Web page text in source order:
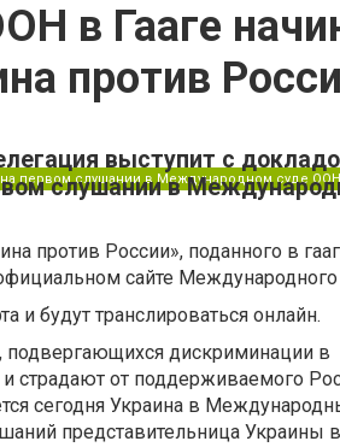
в Гааге
против
на первом слушании в Международном суде ООН
выступит с
слушании в
против России», поданного в
сайте
и будут транслироваться онлайн.
дискриминации в
страдают от поддерживаемого
сегодня Украина в
представительница Украины